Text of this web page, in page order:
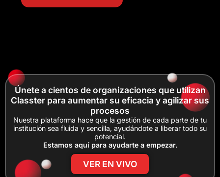
Únete a cientos de organizaciones que utilizan
Classter para aumentar su eficacia y agilizar sus
procesos
Nuestra plataforma hace que la gestión de cada parte de tu
institución sea fluida y sencilla, ayudándote a liberar todo su
potencial.
Estamos aquí para ayudarte a empezar.
VER EN VIVO